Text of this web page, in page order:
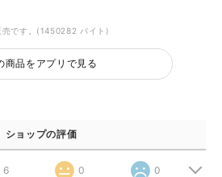
売です。(1450282 バイト)
商品をアプリで見る
ショップの評価
6 0 0